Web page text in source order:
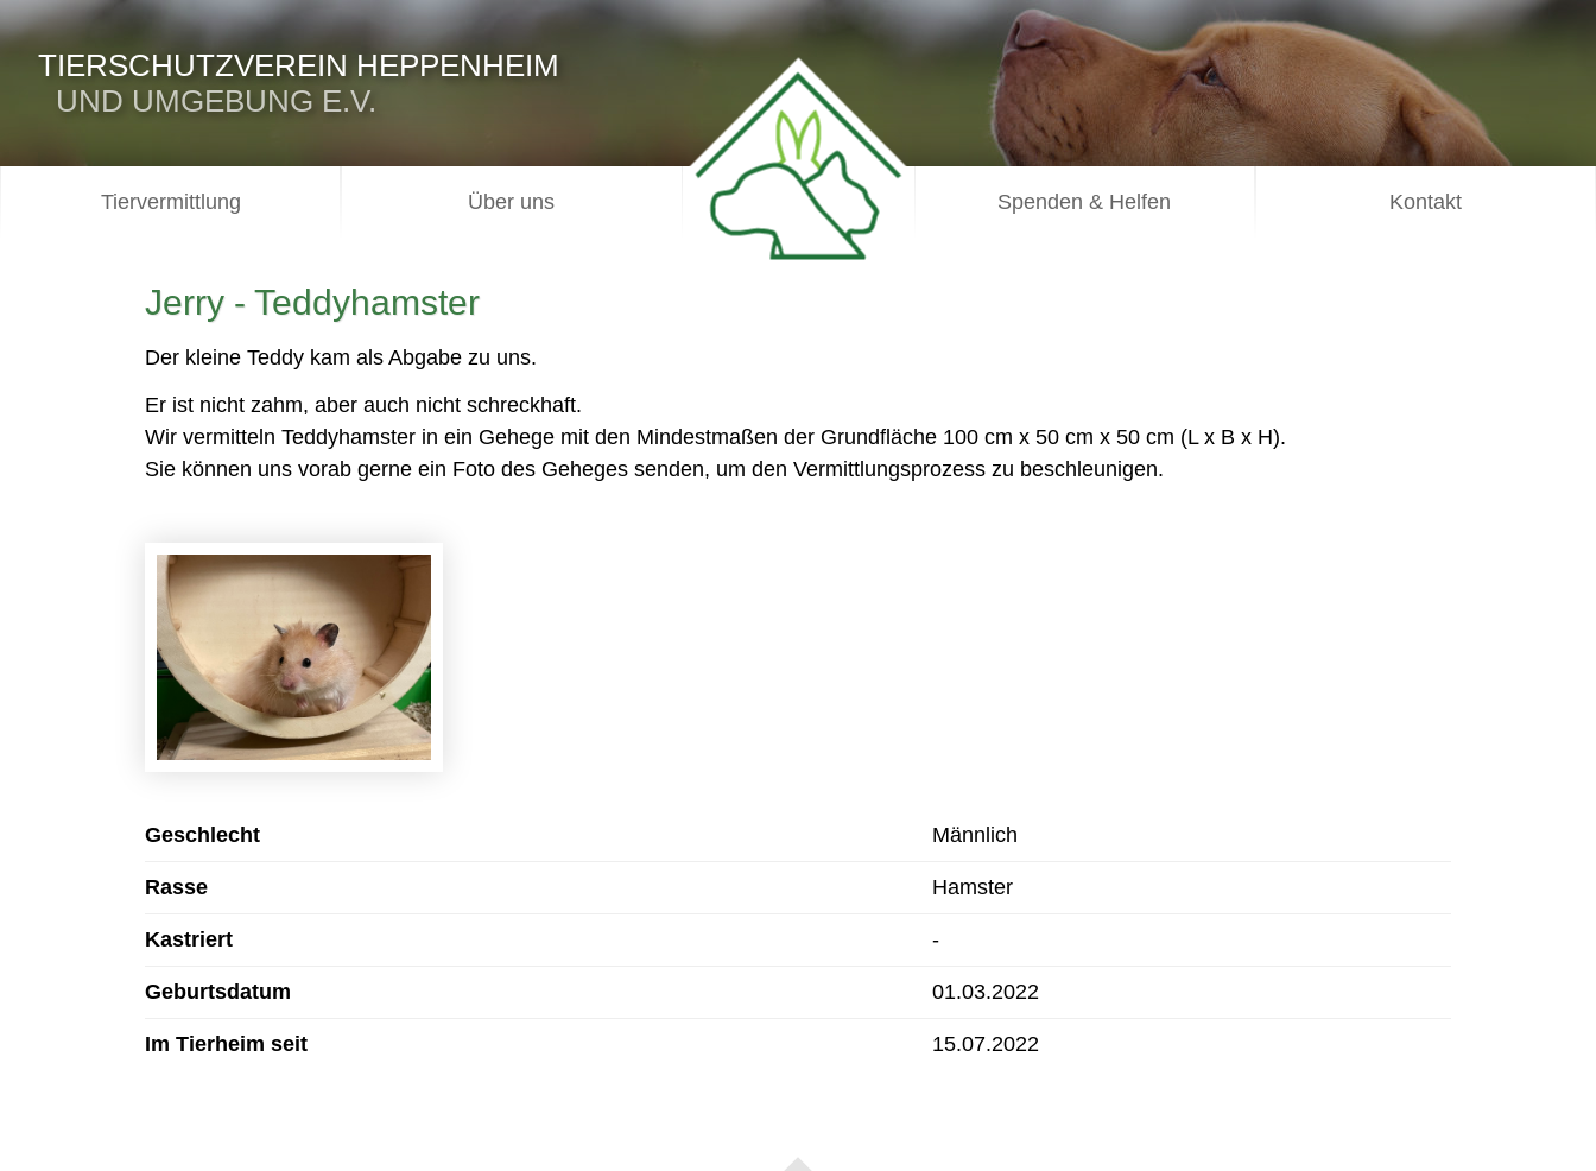
TIERSCHUTZVEREIN HEPPENHEIM
UND UMGEBUNG E.V.
Tiervermittlung Über uns Spenden & Helfen Kontakt
Jerry - Teddyhamster
Der kleine Teddy kam als Abgabe zu uns.
Er ist nicht zahm, aber auch nicht schreckhaft.
Wir vermitteln Teddyhamster in ein Gehege mit den Mindestmaßen der Grundfläche 100 cm x 50 cm x 50 cm (L x B x H).
Sie können uns vorab gerne ein Foto des Geheges senden, um den Vermittlungsprozess zu beschleunigen.
Geschlecht Männlich
Rasse Hamster
Kastriert -
Geburtsdatum 01.03.2022
Im Tierheim seit 15.07.2022